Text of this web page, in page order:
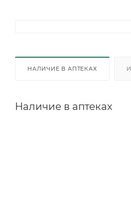
НАЛИЧИЕ В АПТЕКАХ
Наличие в аптеках